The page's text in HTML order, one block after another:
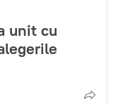
unit cu